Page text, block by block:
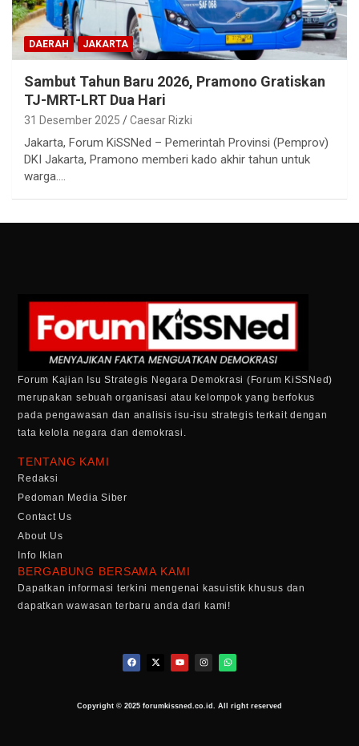
DAERAH JAKARTA
Sambut Tahun Baru 2026, Pramono Gratiskan
TJ-MRT-LRT Dua Hari
31 Desember 2025 Caesar Rizki
Jakarta, Forum KiSSNed – Pemerintah Provinsi (Pemprov)
DKI Jakarta, Pramono memberi kado akhir tahun untuk
warga.…
Forum Kajian Isu Strategis Negara Demokrasi (Forum KiSSNed)
merupakan sebuah organisasi atau kelompok yang berfokus
pada pengawasan dan analisis isu-isu strategis terkait dengan
tata kelola negara dan demokrasi.
TENTANG KAMI
Redaksi
Pedoman Media Siber
Contact Us
About Us
Info Iklan
BERGABUNG BERSAMA KAMI
Dapatkan informasi terkini mengenai kasuistik khusus dan
dapatkan wawasan terbaru anda dari kami!
Copyright © 2025 forumkissned.co.id. All right reserved